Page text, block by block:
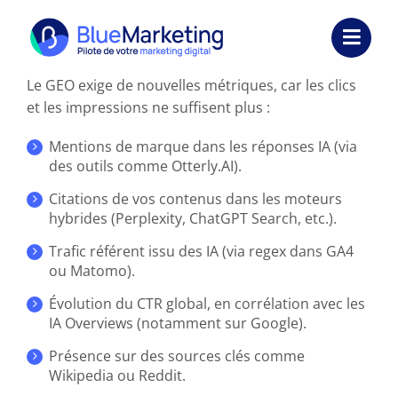
contenu
Expertises
Formations
Réalisations
Ressources
Société
Nous contacter
Le GEO exige de nouvelles métriques, car les clics
et les impressions ne suffisent plus :
Mentions de marque dans les réponses IA (via
des outils comme Otterly.AI).
Citations de vos contenus dans les moteurs
hybrides (Perplexity, ChatGPT Search, etc.).
Trafic référent issu des IA (via regex dans GA4
ou Matomo).
Évolution du CTR global, en corrélation avec les
IA Overviews (notamment sur Google).
Présence sur des sources clés comme
Wikipedia ou Reddit.